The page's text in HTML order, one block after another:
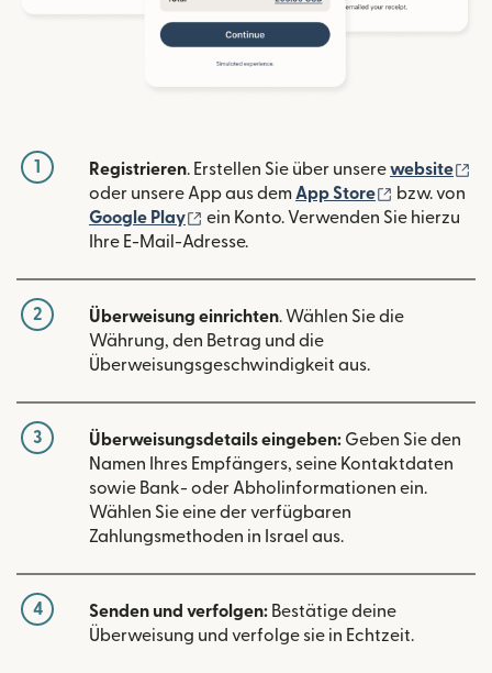
1 Registrieren. Erstellen Sie über unserewebsite
oder unsere App aus dem App Store (wird in
bzw. von
Google Play
(wird in einem neuen Fenster
ein Konto. Verwenden Sie hierzu
Ihre E-Mail-Adresse.
2 Überweisung einrichten. Wählen Sie die
Währung, den Betrag und die
Überweisungsgeschwindigkeit aus.
3 Überweisungsdetails eingeben: Geben Sie den
Namen Ihres Empfängers, seine Kontaktdaten
sowie Bank- oder Abholinformationen ein.
Wählen Sie eine der verfügbaren
Zahlungsmethoden in Israel aus.
4 Senden und verfolgen: Bestätige deine
Überweisung und verfolge sie in Echtzeit.